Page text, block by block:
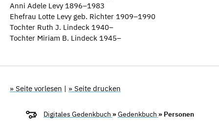
Anni Adele Levy 1896–1983
Ehefrau Lotte Levy geb. Richter 1909–1990
Tochter Ruth J. Lindeck 1940–
Tochter Miriam B. Lindeck 1945–
» Seite vorlesen | » Seite drucken
Digitales Gedenkbuch »Gedenkbuch » Personen